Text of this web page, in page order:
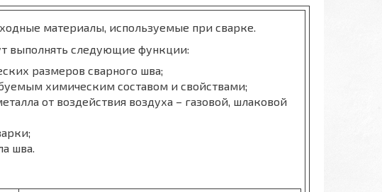
материалы, используемые при сварке.
выполнять следующие функции:
размеров сварного шва;
химическим составом и свойствами;
от воздействия воздуха – газовой, шлаковой
шва.